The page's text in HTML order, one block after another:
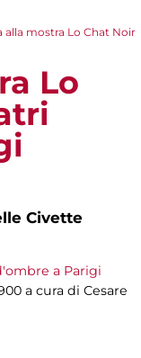
alla mostra Lo Chat Noir
Lo
Civette
a Parigi
a cura di Cesare